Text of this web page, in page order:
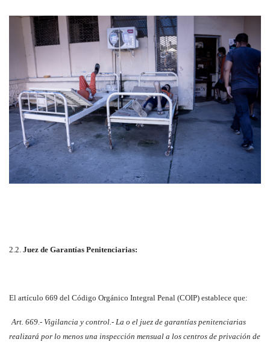
2.2. Juez de Garantías Penitenciarias:
El artículo 669 del Código Orgánico Integral Penal (COIP) establece que:
Art. 669.- Vigilancia y control.- La o el juez de garantías penitenciarias
realizará por lo menos una inspección mensual a los centros de privación de